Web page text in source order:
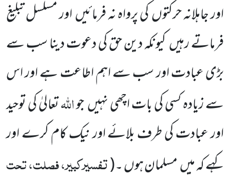
اور جاہلانہ حرکتوں کی پرواہ نہ فرمائیں اور مسلسل تبلیغ
فرماتے رہیں کیونکہ دین حق کی دعوت دینا سب سے
بڑی عبادت اور سب سے اہم اطاعت ہے اور اس
سے زیادہ کسی کی بات اچھی نہیں جواللہتعالیٰ کی توحید
اور عبادت کی طرف بلائے اور نیک کام کرے اور
کہے کہ میں مسلمان ہوں ۔(تفسیرکبیر، فصلت، تحت